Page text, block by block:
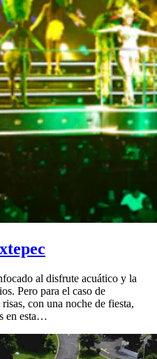
al disfrute acuático y la
Pero para el caso de
con una noche de fiesta,
en esta…